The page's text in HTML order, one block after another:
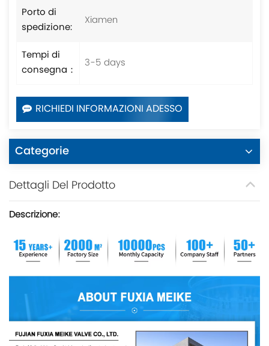
Porto di
spedizione:
Xiamen
Tempi di
consegna：
3-5 days
RICHIEDI INFORMAZIONI ADESSO
Categorie
Dettagli Del Prodotto
Descrizione: